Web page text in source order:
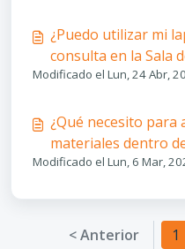
¿Puedo utilizar mi
consulta en la Sala
Especiales?
Modificado el Lun, 24 Abr,
¿Qué necesito para
materiales dentro
Colecciones
Modificado el Lun, 6 Mar,
< Anterior 1